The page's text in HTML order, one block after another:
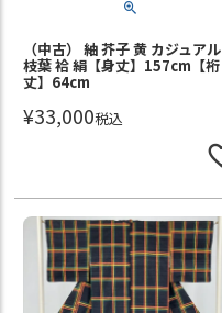
（中古） 紬 芥子 黄 カジュアル
枝葉 袷 絹【身丈】157cm【裄
丈】64cm
¥33,000税込